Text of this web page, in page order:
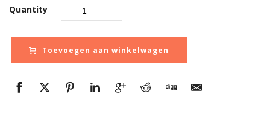
Quantity
Toevoegen aan winkelwagen